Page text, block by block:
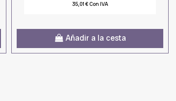
35,01 € Con IVA
Añadir a la cesta